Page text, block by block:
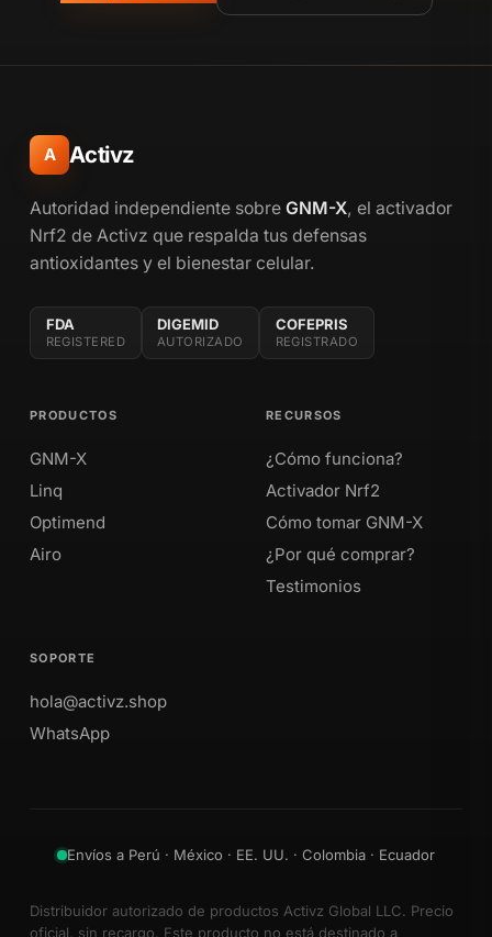
A Activz
Autoridad independiente sobre GNM-X, el activador
Nrf2 de Activz que respalda tus defensas
antioxidantes y el bienestar celular.
FDA
REGISTERED
DIGEMID
AUTORIZADO
COFEPRIS
REGISTRADO
PRODUCTOS
GNM-X
Linq
Optimend
Airo
RECURSOS
¿Cómo funciona?
Activador Nrf2
Cómo tomar GNM-X
¿Por qué comprar?
Testimonios
SOPORTE
hola@activz.shop
WhatsApp
Envíos a Perú · México · EE. UU. · Colombia · Ecuador
Distribuidor autorizado de productos Activz Global LLC. Precio
oficial, sin recargo. Este producto no está destinado a